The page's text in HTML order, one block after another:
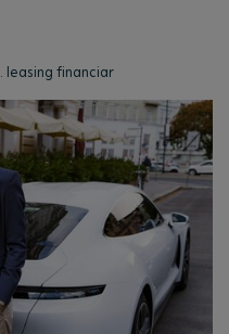
leasing financiar